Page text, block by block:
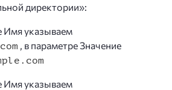
директории»:
Имя указываем
, в параметре Значение
Имя указываем